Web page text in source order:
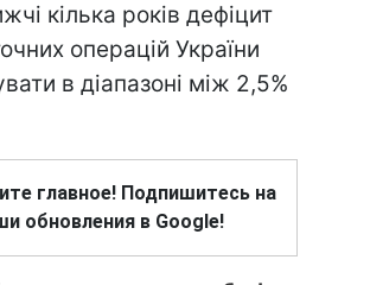
кілька років дефіцит
операцій України
в діапазоні між 2,5%
главное! Подпишитесь на
обновления в Google!